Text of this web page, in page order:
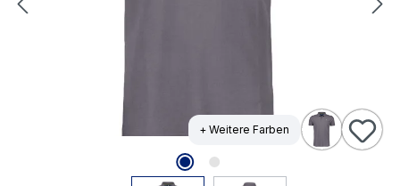
+ Weitere Farben